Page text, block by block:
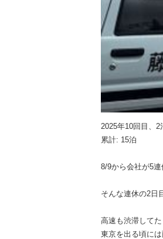
2025年10回目、2
累計: 15泊
8/9から会社が5
そんな連休の2日
高速も渋滞して
東京を出る頃に